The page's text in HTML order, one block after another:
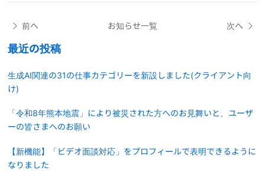
前へ お知らせ一覧 次へ
最近の投稿
生成AI関連の31の仕事カテゴリーを新設しました(クライアント向
け)
「令和8年熊本地震」により被災された方へのお見舞いと、ユーザ
ーの皆さまへのお願い
【新機能】「ビデオ面談対応」をプロフィールで表明できるように
なりました